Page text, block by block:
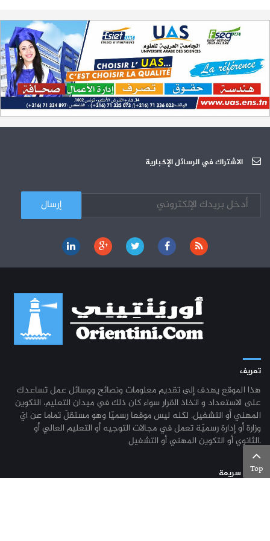
23-06
الترشح لمناظرة الالتحاق بالتكوين في مستوى مؤهل التقني السامي - دورة
سبتمبر 2023
31-12
L'Université Arabe des Sciences : Avis à tous les étudiant(e)s
12-05 200 منحة لطلبة الطب التونسيين في جامعة هارفارد ‏الأمريكية‏
26-10 الجامعة العربية للعلوم تونس (U.A.S) : عرض لآخر إصدارات دار اليمامة
03-10 الجامعة العربية للعلوم : دورة تكوينية
كل الأخبار
الاشتراك في الرسائل الإخبارية
تعريف
هذا الموقع يهدف إلى تقديم معلومات ونصائح ووسائل عمل تساعدك
على الاستعداد و اتخاذ القرار سواء كان ذلك في ميدان التعليم، التكوين
المهني أو التشغيل. لكنه ليس موقعا رسميّا وهو مستقلّ تماما عن ايّ
وزارة أو إدارة رسميّة تعمل في مجالات التوجيه أو التعليم العالي أو
الثانوي أو التكوين المهني أو التشغيل.
روابط سريعة
Top